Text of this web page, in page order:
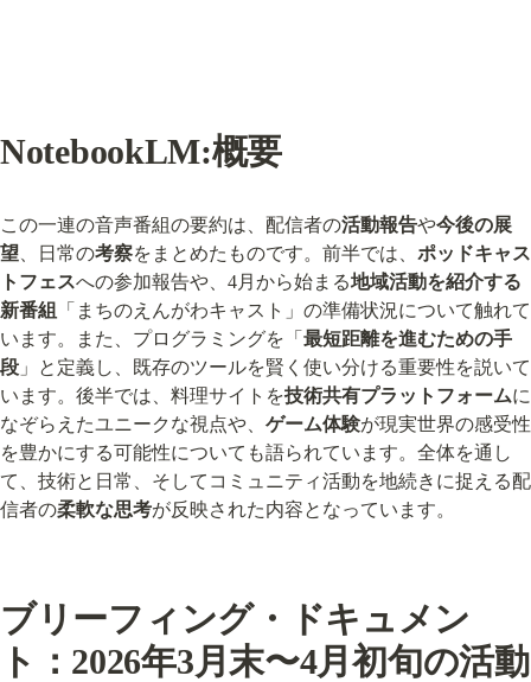
NotebookLM:概要
この一連の音声番組の要約は、配信者の活動報告や今後の展
望 、日常の考察をまとめたものです。前半では、 ポッドキャス
トフェスへの参加報告や、4月から始まる地域活動を紹介する
新番組
「まちのえんがわキャスト」の準備状況について触れて
います。また、プログラミングを「 最短距離を進むための手
段 」と定義し、既存のツールを賢く使い分ける重要性を説いて
います。後半では、料理サイトを技術共有プラットフォームに
なぞらえたユニークな視点や、 ゲーム体験が現実世界の感受性
を豊かにする可能性についても語られています。全体を通し
て、技術と日常、そしてコミュニティ活動を地続きに捉える配
信者の柔軟な思考が反映された内容となっています。
ブリーフィング・ドキュメン
ト：2026年3月末〜4月初旬の活動